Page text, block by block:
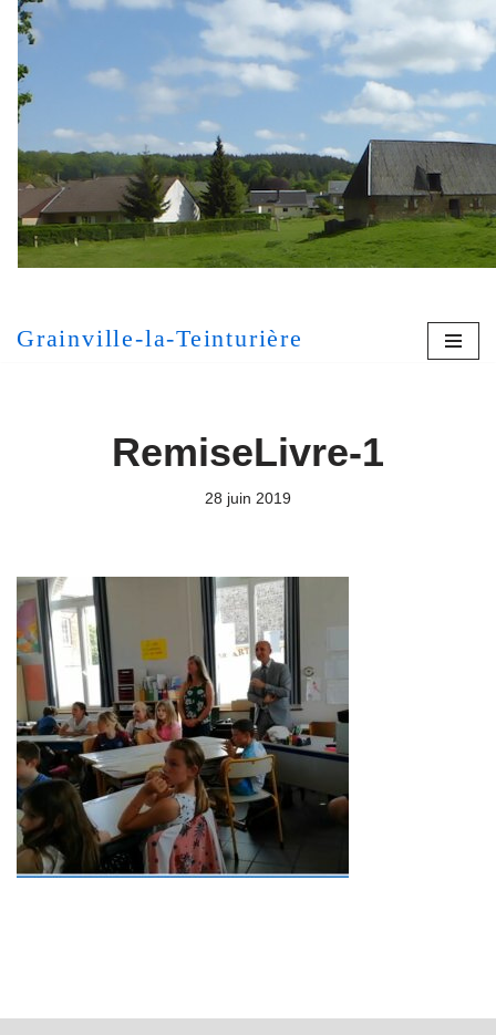
Aller
au
contenu
Grainville-la-Teinturière
RemiseLivre-1
28 juin 2019